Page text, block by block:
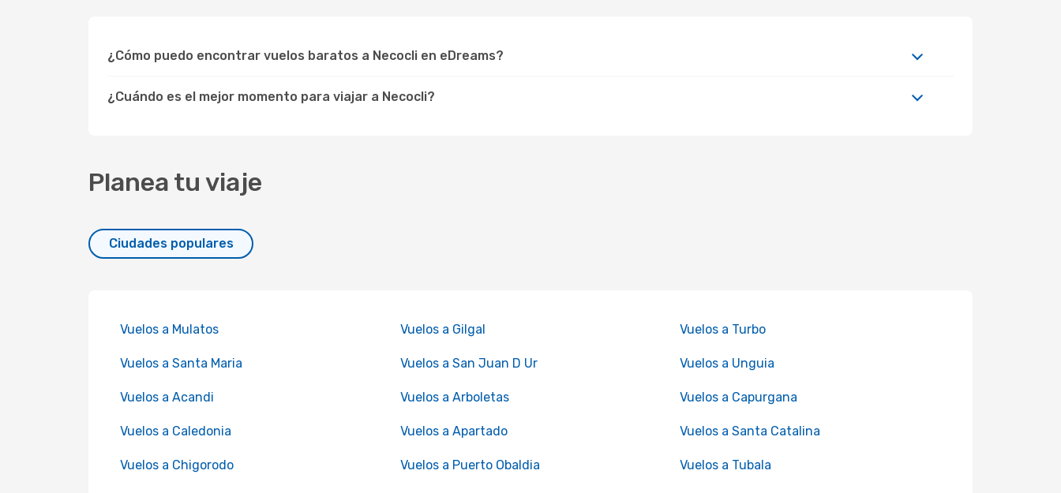
¿Cómo puedo encontrar vuelos baratos a Necocli en eDreams?
¿Cuándo es el mejor momento para viajar a Necocli?
Planea tu viaje
Ciudades populares
Vuelos a Mulatos Vuelos a Gilgal Vuelos a Turbo
Vuelos a Santa Maria Vuelos a San Juan D Ur Vuelos a Unguia
Vuelos a Acandi Vuelos a Arboletas Vuelos a Capurgana
Vuelos a Caledonia Vuelos a Apartado Vuelos a Santa Catalina
Vuelos a Chigorodo Vuelos a Puerto Obaldia Vuelos a Tubala